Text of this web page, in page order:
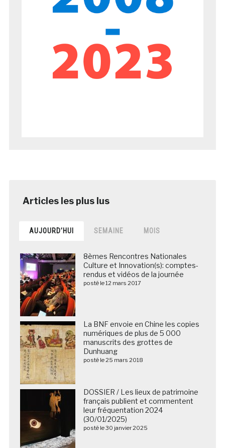
AUJOURD’HUI SEMAINE MOIS
8èmes Rencontres Nationales
Culture et Innovation(s): comptes-
rendus et vidéos de la journée
posté le 12 mars 2017
La BNF envoie en Chine les copies
numériques de plus de 5 000
manuscrits des grottes de
Dunhuang
posté le 25 mars 2018
DOSSIER / Les lieux de patrimoine
français publient et commentent
leur fréquentation 2024
(30/01/2025)
posté le 30 janvier 2025